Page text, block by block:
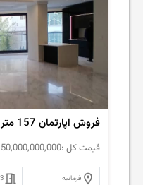
فروش اپارتمان 157 متر فرمانیه
قیمت کل :50,000,000,000
فرمانیه 3